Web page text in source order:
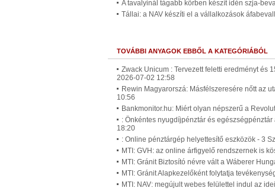
A tavalyinál tágabb körben készít idén szja-
Tállai: a NAV készíti el a vállalkozások
TOVÁBBI ANYAGOK EBBŐL A KATEGÓRIÁBÓL
Zwack Unicum : Tervezett feletti eredményt és
2026-07-02 12:58
Rewin Magyarorszá: Másfélszeresére nőtt az
10:56
Bankmonitor.hu: Miért olyan népszerű a
: Önkéntes nyugdíjpénztár és
18:20
: Online pénztárgép helyettesítő eszközök - 3
MTI: GVH: az online árfigyelő rendszernek is
MTI: Gránit Biztosító névre vált a Wáberer
MTI: Gránit Alapkezelőként folytatja
MTI: NAV: megújult webes felülettel indul az